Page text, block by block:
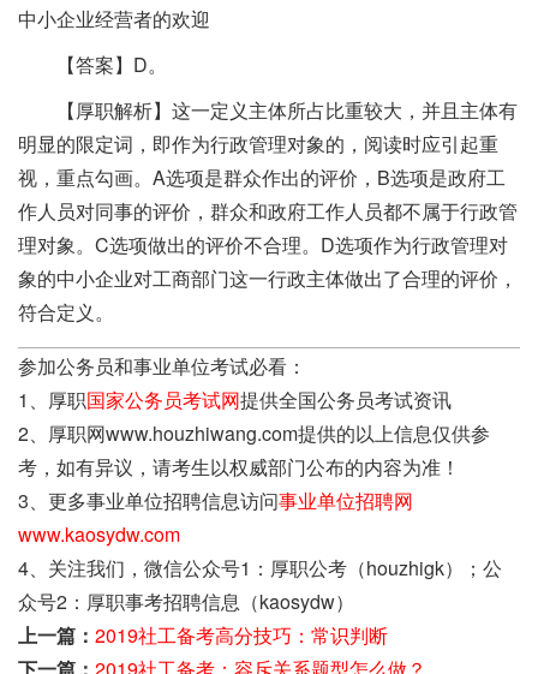
中小企业经营者的欢迎
【答案】D。
【厚职解析】这一定义主体所占比重较大，并且主体有
明显的限定词，即作为行政管理对象的，阅读时应引起重
视，重点勾画。A选项是群众作出的评价，B选项是政府工
作人员对同事的评价，群众和政府工作人员都不属于行政管
理对象。C选项做出的评价不合理。D选项作为行政管理对
象的中小企业对工商部门这一行政主体做出了合理的评价，
符合定义。
参加公务员和事业单位考试必看：
1、厚职国家公务员考试网提供全国公务员考试资讯
2、厚职网www.houzhiwang.com提供的以上信息仅供参
考，如有异议，请考生以权威部门公布的内容为准！
3、更多事业单位招聘信息访问事业单位招聘网
www.kaosydw.com
4、关注我们，微信公众号1：厚职公考（houzhigk）；公
众号2：厚职事考招聘信息（kaosydw）
上一篇： 2019社工备考高分技巧：常识判断